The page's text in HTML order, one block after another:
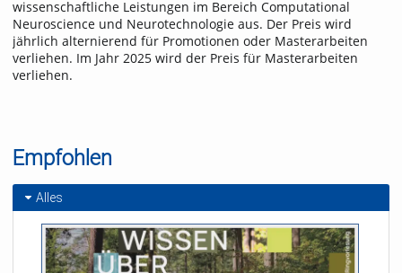
wissenschaftliche Leistungen im Bereich Computational
Neuroscience und Neurotechnologie aus. Der Preis wird
jährlich alternierend für Promotionen oder Masterarbeiten
verliehen. Im Jahr 2025 wird der Preis für Masterarbeiten
verliehen.
Empfohlen
Alles